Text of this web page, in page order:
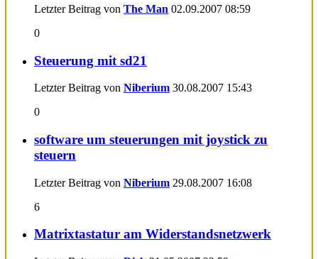
Letzter Beitrag von The Man 02.09.2007 08:59
0
Steuerung mit sd21
Letzter Beitrag von Niberium 30.08.2007 15:43
0
software um steuerungen mit joystick zu
steuern
Letzter Beitrag von Niberium 29.08.2007 16:08
6
Matrixtastatur am Widerstandsnetzwerk